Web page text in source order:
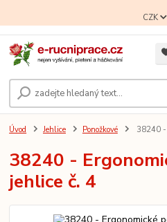
CZK
Úvod Jehlice Ponožkové 38240 -
38240 -
jehlice č. 4